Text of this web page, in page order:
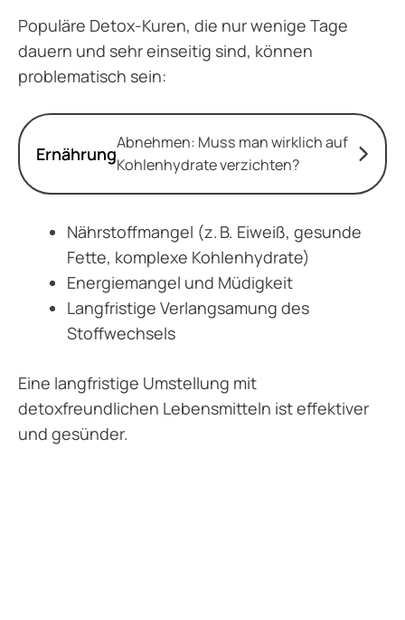
Populäre Detox-Kuren, die nur wenige Tage
dauern und sehr einseitig sind, können
problematisch sein:
Ernährung
Abnehmen: Muss man wirklich auf
Kohlenhydrate verzichten?
Nährstoffmangel (z. B. Eiweiß, gesunde
Fette, komplexe Kohlenhydrate)
Energiemangel und Müdigkeit
Langfristige Verlangsamung des
Stoffwechsels
Eine langfristige Umstellung mit
detoxfreundlichen Lebensmitteln ist effektiver
und gesünder.